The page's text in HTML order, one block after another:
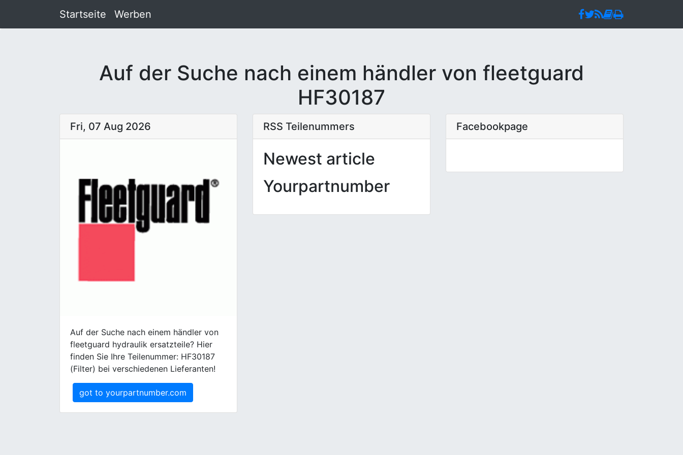
Startseite Werben
Auf der Suche nach einem händler von fleetguard
HF30187
Fri, 07 Aug 2026
Auf der Suche nach einem händler von
fleetguard hydraulik ersatzteile? Hier
finden Sie Ihre Teilenummer: HF30187
(Filter) bei verschiedenen Lieferanten!
got to yourpartnumber.com
RSS Teilenummers
Newest article
Yourpartnumber
Facebookpage